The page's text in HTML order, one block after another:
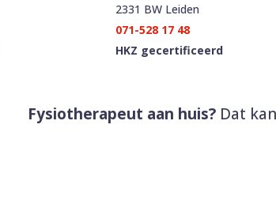
2331 BW Leiden
071-528 17 48
HKZ gecertificeerd
Fysiotherapeut aan huis? Dat